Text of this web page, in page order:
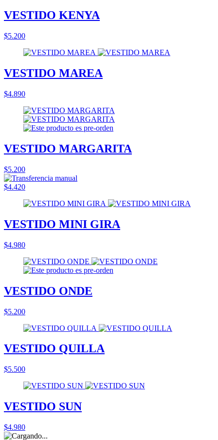
VESTIDO KENYA
$5.200
VESTIDO MAREA
$4.890
VESTIDO MARGARITA
$5.200
$4.420
VESTIDO MINI GIRA
$4.980
VESTIDO ONDE
$5.200
VESTIDO QUILLA
$5.500
VESTIDO SUN
$4.980